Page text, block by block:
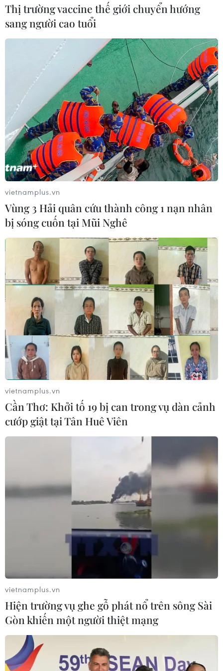
#Mùi cơ thể #Mùi trẻ sơ sinh
#thanh thiếu niên
#Chất tạo mùi
#Axit cacboxylic
#Khoa học về mùi hương
#Đổ mồ hôi Đức
Theo dõi VietnamPlus
TIN LIÊN QUAN
Nên ăn thực phẩm gì để cơ thể có mùi
Để ghi điểm trong mắt của những người xung quanh,
bạn có thể lựa chọn cho mình những loại thực phẩm cải
thiện mùi hương của cơ thể trong chế độ ăn uống hằng
Thị trường vaccine thế giới chuyển hướng
sang người cao tuổi
vietnamplus.vn
Vùng 3 Hải quân cứu thành công 1 nạn nhân
bị sóng cuốn tại Mũi Nghê
vietnamplus.vn
Cần Thơ: Khởi tố 19 bị can trong vụ dàn cảnh
cướp giật tại Tân Huê Viên
vietnamplus.vn
Hiện trường vụ ghe gỗ phát nổ trên sông Sài
Gòn khiến một người thiệt mạng